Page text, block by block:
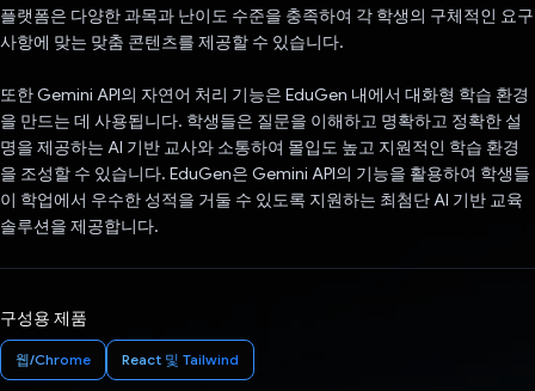
플랫폼은 다양한 과목과 난이도 수준을 충족하여 각 학생의 구체적인 요구
사항에 맞는 맞춤 콘텐츠를 제공할 수 있습니다.
또한 Gemini API의 자연어 처리 기능은 EduGen 내에서 대화형 학습 환경
을 만드는 데 사용됩니다. 학생들은 질문을 이해하고 명확하고 정확한 설
명을 제공하는 AI 기반 교사와 소통하여 몰입도 높고 지원적인 학습 환경
을 조성할 수 있습니다. EduGen은 Gemini API의 기능을 활용하여 학생들
이 학업에서 우수한 성적을 거둘 수 있도록 지원하는 최첨단 AI 기반 교육
솔루션을 제공합니다.
구성용 제품
웹/Chrome React 및 Tailwind